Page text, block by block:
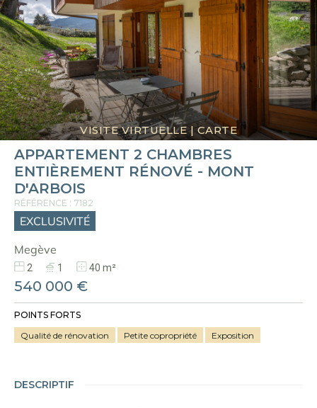
APPARTEMENT 2 CHAMBRES
ENTIÈREMENT RÉNOVÉ - MONT
D'ARBOIS
RÉFÉRENCE : 7182
EXCLUSIVITÉ
Megève
VISITE VIRTUELLE|CARTE
2 1 40 m²
540 000 €
POINTS FORTS
Qualité de rénovation
Petite copropriété Exposition
DESCRIPTIF